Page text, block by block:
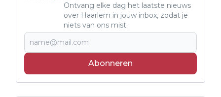
Ontvang elke dag het laatste nieuws
over Haarlem in jouw inbox, zodat je
niets van ons mist.
Abonneren